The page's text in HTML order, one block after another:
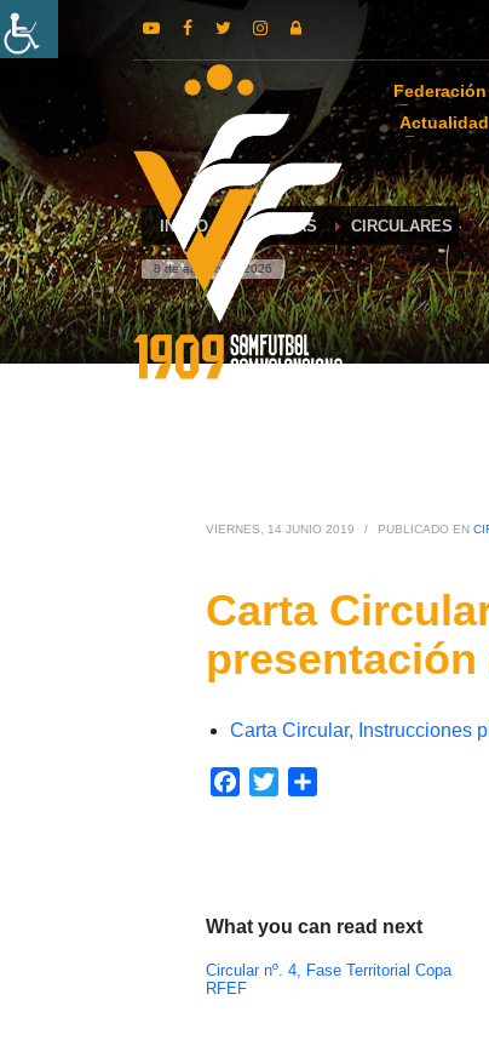
Federación
Actualidad
INICIO NOTICIAS CIRCULARES
8 de agosto de 2026
VIERNES, 14 JUNIO 2019 / PUBLICADO EN
Carta
Carta Circular, Instrucciones
Facebook
Twitter
What you can read next
Circular nº. 4, Fase Territorial Copa
RFEF